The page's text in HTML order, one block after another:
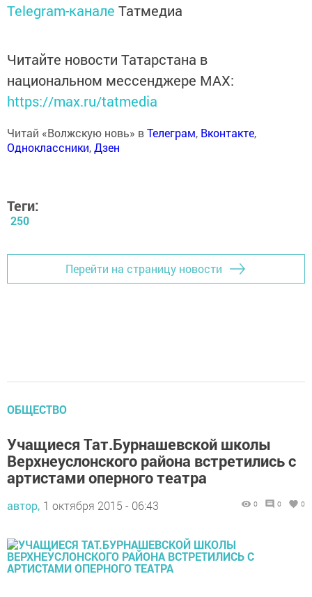
Telegram-канале Татмедиа
Читайте новости Татарстана в
национальном мессенджере MАХ:
https://max.ru/tatmedia
Читай «Волжскую новь» вТелеграм, Вконтакте,
Одноклассники,Дзен
Теги:
250
Перейти на страницу новости
ОБЩЕСТВО
Учащиеся Тат.Бурнашевской школы
Верхнеуслонского района встретились с
артистами оперного театра
автор, 1 октября 2015 - 06:43 0 0 0